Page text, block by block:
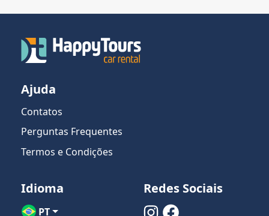
Ajuda
Contatos
Perguntas Frequentes
Termos e Condições
Idioma
PT
Redes Sociais